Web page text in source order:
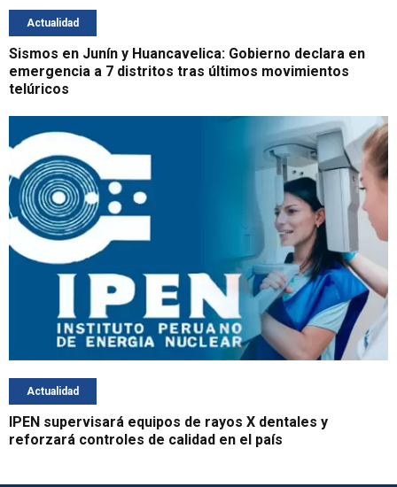
Actualidad
Sismos en Junín y Huancavelica: Gobierno declara en
emergencia a 7 distritos tras últimos movimientos
telúricos
Actualidad
IPEN supervisará equipos de rayos X dentales y
reforzará controles de calidad en el país